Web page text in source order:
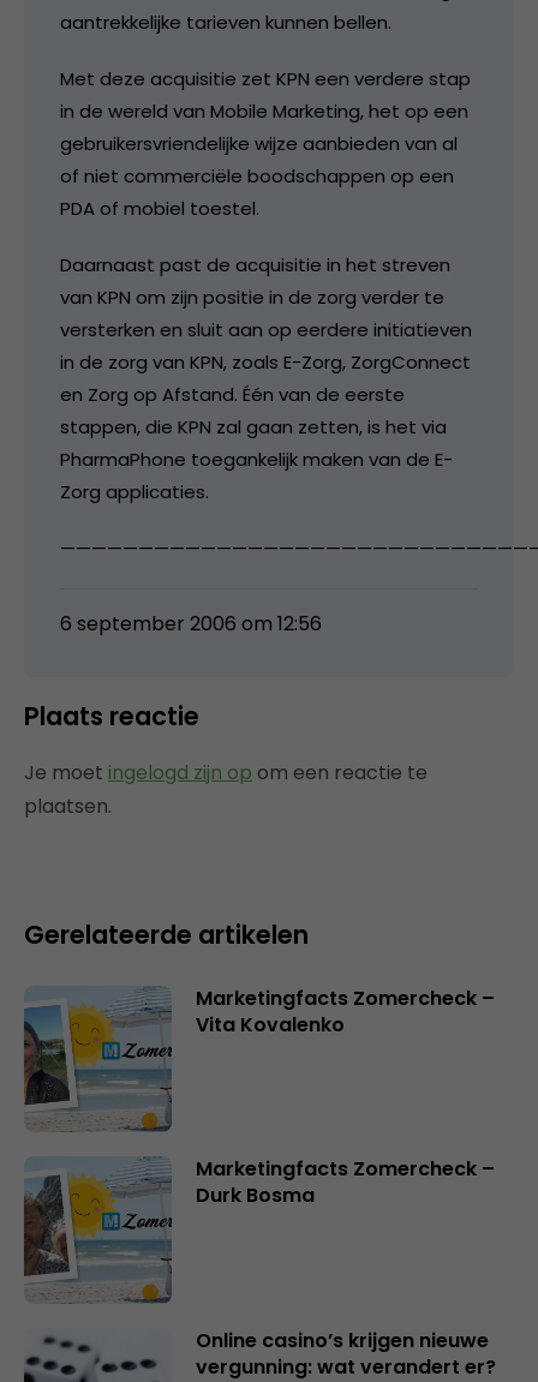
aantrekkelijke tarieven kunnen bellen.
Met deze acquisitie zet KPN een verdere stap
in de wereld van Mobile Marketing, het op een
gebruikersvriendelijke wijze aanbieden van al
of niet commerciële boodschappen op een
PDA of mobiel toestel.
Daarnaast past de acquisitie in het streven
van KPN om zijn positie in de zorg verder te
versterken en sluit aan op eerdere initiatieven
in de zorg van KPN, zoals E-Zorg, ZorgConnect
en Zorg op Afstand. Één van de eerste
stappen, die KPN zal gaan zetten, is het via
PharmaPhone toegankelijk maken van de E-
Zorg applicaties.
6 september 2006 om 12:56
Plaats reactie
Je moet ingelogd zijn op om een reactie te
plaatsen.
Gerelateerde artikelen
Marketingfacts Zomercheck –
Vita Kovalenko
Marketingfacts Zomercheck –
Durk Bosma
Online casino’s krijgen nieuwe
vergunning: wat verandert er?